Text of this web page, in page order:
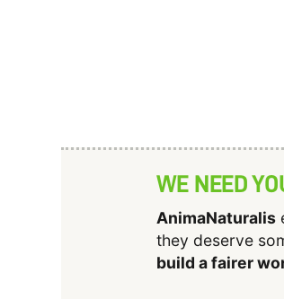
WE NEED
AnimaNaturalis
they deserve
build a fairer